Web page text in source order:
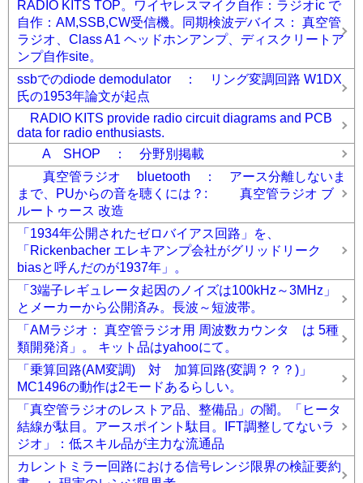
RADIO KITS TOP。ワイヤレスマイク自作：ラジオic で
自作：AM,SSB,CW受信機。同期検波デバイス： 真空管
ラジオ、Class A1 ヘッドホンアンプ、ディスクリートア
ンプ自作site。
ssbでのdiode demodulator ： リング変調回路 W1DX
氏の1953年論文が起点
RADIO KITS provide radio circuit diagrams and PCB
data for radio enthusiasts.
A SHOP ： 分野別掲載
真空管ラジオ bluetooth ： アース分離しないま
まで、PUからの音を聴くには？: 真空管ラジオ ブ
ルートゥース 改造
「1934年公開されたゼロバイアス回路」を、
「Rickenbacher エレキアンプ会社がグリッドリーク
biasと呼んだのが1937年」。
「3端子レギュレータ起因のノイズは100kHz～3MHz」
とメーカーから公開済み。長波～短波帯。
「AMラジオ： 真空管ラジオ用 周波数カウンタ は 5種
類開発済」。 キット品はyahooにて。
「乗算回路(AM変調) 対 加算回路(変調？？？)」
MC1496の動作は2モードあるらしい。
「真空管ラジオのレストア品、整備品」の闇。「ヒータ
結線が駄目。アースポイント駄目。IFT調整してないラ
ジオ」：低スキル品が主力な流通品
カレントミラー回路における信号レンジ限界の検証要約